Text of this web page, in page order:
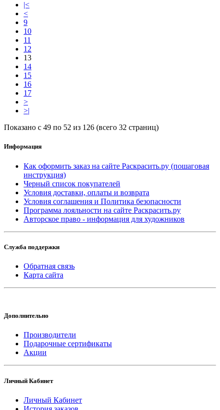
|<
<
9
10
11
12
13
14
15
16
17
>
>|
Показано с 49 по 52 из 126 (всего 32 страниц)
Информация
Как оформить заказ на сайте Раскрасить.ру (пошаговая
инструкция)
Черный список покупателей
Условия доставки, оплаты и возврата
Условия соглашения и Политика безопасности
Программа лояльности на сайте Раскрасить.ру
Авторское право - информация для художников
Служба поддержки
Обратная связь
Карта сайта
Дополнительно
Производители
Подарочные сертификаты
Акции
Личный Кабинет
Личный Кабинет